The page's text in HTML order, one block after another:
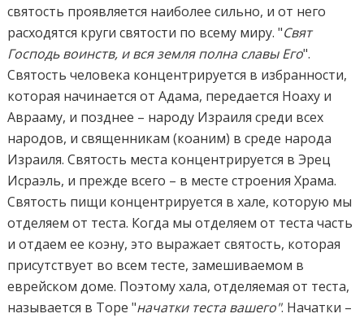
святость проявляется наиболее сильно, и от него
расходятся круги святости по всему миру. "Свят
Господь воинств, и вся земля полна славы Его".
Святость человека концентрируется в избранности,
которая начинается от Адама, передается Ноаху и
Аврааму, и позднее – народу Израиля среди всех
народов, и священникам (коаним) в среде народа
Израиля. Святость места концентрируется в Эрец
Исраэль, и прежде всего – в месте строения Храма.
Святость пищи концентрируется в хале, которую мы
отделяем от теста. Когда мы отделяем от теста часть
и отдаем ее коэну, это выражает святость, которая
присутствует во всем тесте, замешиваемом в
еврейском доме. Поэтому хала, отделяемая от теста,
называется в Торе "начатки теста вашего". Начатки –